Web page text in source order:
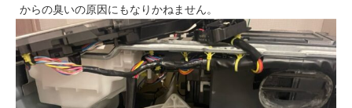
からの臭いの原因にもなりかねません。